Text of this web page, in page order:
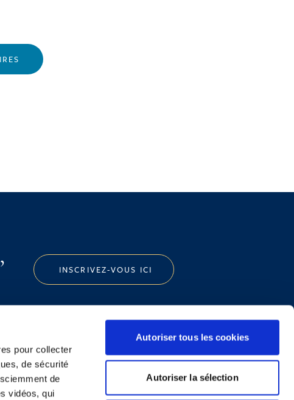
pour collecter
de sécurité
de
vidéos, qui
Autoriser tous les cookies
Autoriser la sélection
INSCRIVEZ-VOUS ICI
Politique de Confidentialité
Informations Réglementaires